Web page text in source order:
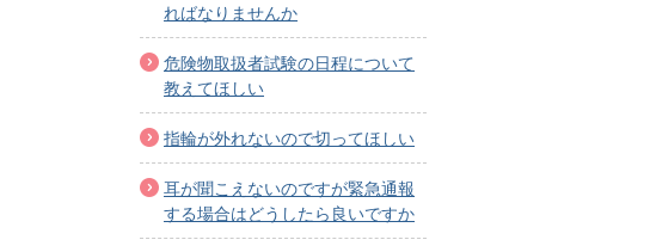
ればなりませんか
危険物取扱者試験の日程について
教えてほしい
指輪が外れないので切ってほしい
耳が聞こえないのですが緊急通報
する場合はどうしたら良いですか